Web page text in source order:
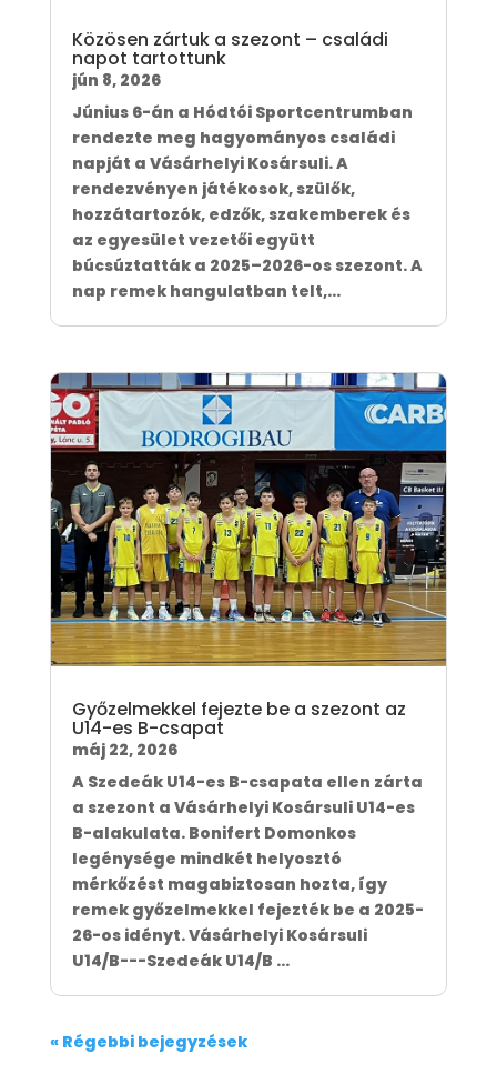
Közösen zártuk a szezont – családi
napot tartottunk
jún 8, 2026
Június 6-án a Hódtói Sportcentrumban
rendezte meg hagyományos családi
napját a Vásárhelyi Kosársuli. A
rendezvényen játékosok, szülők,
hozzátartozók, edzők, szakemberek és
az egyesület vezetői együtt
búcsúztatták a 2025–2026-os szezont. A
nap remek hangulatban telt,...
Győzelmekkel fejezte be a szezont az
U14-es B-csapat
máj 22, 2026
A Szedeák U14-es B-csapata ellen zárta
a szezont a Vásárhelyi Kosársuli U14-es
B-alakulata. Bonifert Domonkos
legénysége mindkét helyosztó
mérkőzést magabiztosan hozta, így
remek győzelmekkel fejezték be a 2025-
26-os idényt. Vásárhelyi Kosársuli
U14/B---Szedeák U14/B ...
« Régebbi bejegyzések